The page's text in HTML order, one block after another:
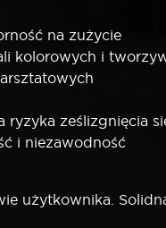
na zużycie
kolorowych i
ześlizgnięcia
i niezawodność
użytkownika.